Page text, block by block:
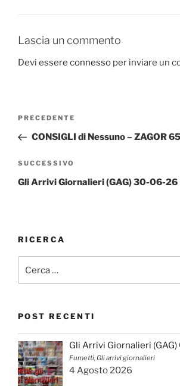
Lascia un commento
Devi essere connesso per inviare un
Navigazione
Articolo
precedente:
PRECEDENTE
CONSIGLI di Nessuno – ZAGOR
Articolo
successivo
SUCCESSIVO
Gli Arrivi Giornalieri (GAG) 30-06-26
RICERCA
POST RECENTI
Gli Arrivi Giornalieri
Fumetti, Gli arrivi giornalieri
4 Agosto 2026